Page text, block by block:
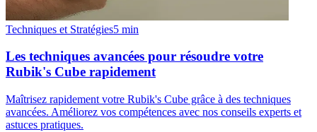
Techniques et Stratégies5 min
Les techniques avancées pour résoudre votre
Rubik's Cube rapidement
Maîtrisez rapidement votre Rubik's Cube grâce à des techniques
avancées. Améliorez vos compétences avec nos conseils experts et
astuces pratiques.